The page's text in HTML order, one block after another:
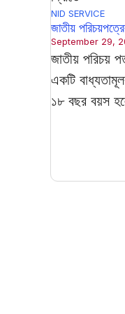
NID SERVICE
জাতীয়
September 29,
জাতীয় পরিচয়
একটি
১৮ বছর বয়স